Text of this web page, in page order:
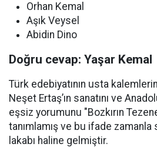
Orhan Kemal
Aşık Veysel
Abidin Dino
Doğru cevap: Yaşar Kemal
Türk edebiyatının usta
Neşet Ertaş’ın sanatını ve
eşsiz yorumunu "Bozkırın
tanımlamış ve bu ifade zamanla
lakabı haline gelmiştir.